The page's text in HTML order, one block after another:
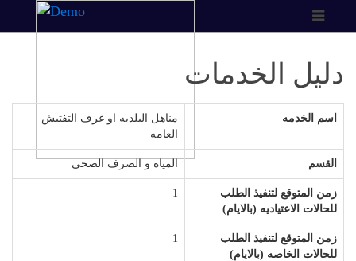
دليل الخدمات
اسم الخدمه
مناهل البلديه او غرف التفتيش
العامه
القسم المياه و الصرف الصحي
زمن المتوقع لتنفيذ الطلب
للحالات الاعتياديه (بالايام)
1
زمن المتوقع لتنفيذ الطلب
للحالات الخاصه (بالايام)
1